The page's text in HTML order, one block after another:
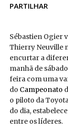
PARTILHAR
Sébastien Ogier
Thierry Neuville
encurtar a
manhã de
feira com uma
do Campeonato
o piloto da
do dia,
entre os líderes.